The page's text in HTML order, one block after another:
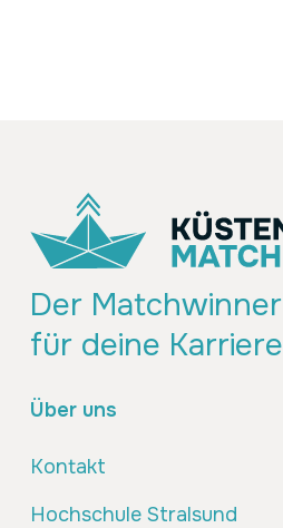
Der Matchwinner
für deine Karriere
Über uns
Kontakt
Hochschule Stralsund